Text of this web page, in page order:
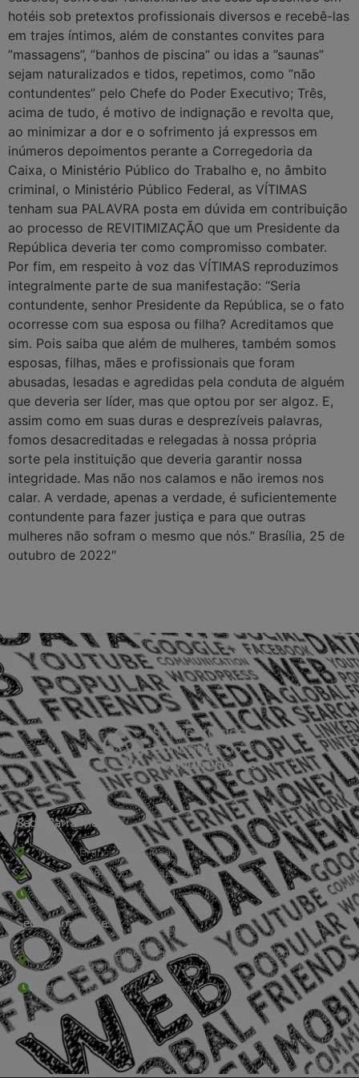
hotéis sob pretextos profissionais diversos e recebê-las
em trajes íntimos, além de constantes convites para
”massagens”, ”banhos de piscina” ou idas a ”saunas”
sejam naturalizados e tidos, repetimos, como ”não
contundentes” pelo Chefe do Poder Executivo; Três,
acima de tudo, é motivo de indignação e revolta que,
ao minimizar a dor e o sofrimento já expressos em
inúmeros depoimentos perante a Corregedoria da
Caixa, o Ministério Público do Trabalho e, no âmbito
criminal, o Ministério Público Federal, as VÍTIMAS
tenham sua PALAVRA posta em dúvida em contribuição
ao processo de REVITIMIZAÇÃO que um Presidente da
República deveria ter como compromisso combater.
Por fim, em respeito à voz das VÍTIMAS reproduzimos
integralmente parte de sua manifestação: “Seria
contundente, senhor Presidente da República, se o fato
ocorresse com sua esposa ou filha? Acreditamos que
sim. Pois saiba que além de mulheres, também somos
esposas, filhas, mães e profissionais que foram
abusadas, lesadas e agredidas pela conduta de alguém
que deveria ser líder, mas que optou por ser algoz. E,
assim como em suas duras e desprezíveis palavras,
fomos desacreditadas e relegadas à nossa própria
sorte pela instituição que deveria garantir nossa
integridade. Mas não nos calamos e não iremos nos
calar. A verdade, apenas a verdade, é suficientemente
contundente para fazer justiça e para que outras
mulheres não sofram o mesmo que nós.” Brasília, 25 de
outubro de 2022″
Sede Barra Mansa
Rua Rio Branco, nº107 (2º andar), Centro - Cep: 27.330-030
(24) 3323-2848 ou (24) 3323-2500
De segunda à sexta-feira , das 9h às 17h.
Sede Campestre:
Estrada Governador Chagas Freitas – 3.780 – Colônia Santo
Antônio – Barra Mansa
De terça-feira a domingo, das 9h às 17h